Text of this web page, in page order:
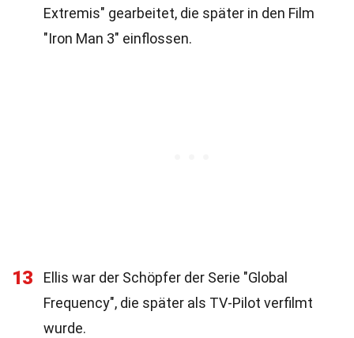
Extremis" gearbeitet, die später in den Film
"Iron Man 3" einflossen.
13
Ellis war der Schöpfer der Serie "Global
Frequency", die später als TV-Pilot verfilmt
wurde.